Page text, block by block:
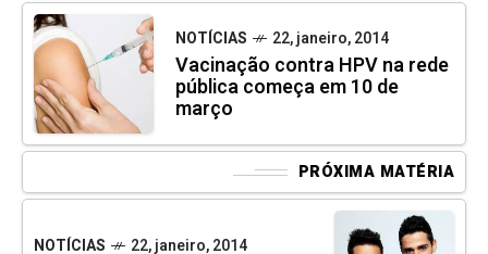
NOTÍCIAS 22, janeiro, 2014
Vacinação contra HPV na rede
pública começa em 10 de
março
PRÓXIMA MATÉRIA
NOTÍCIAS 22, janeiro, 2014